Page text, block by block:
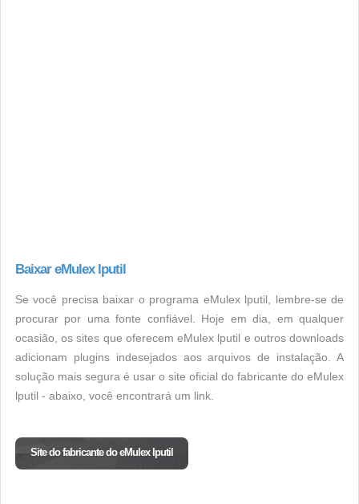
Baixar eMulex lputil
Se você precisa baixar o programa eMulex lputil, lembre-se de
procurar por uma fonte confiável. Hoje em dia, em qualquer
ocasião, os sites que oferecem eMulex lputil e outros downloads
adicionam plugins indesejados aos arquivos de instalação. A
solução mais segura é usar o site oficial do fabricante do eMulex
lputil - abaixo, você encontrará um link.
Site do fabricante do eMulex lputil